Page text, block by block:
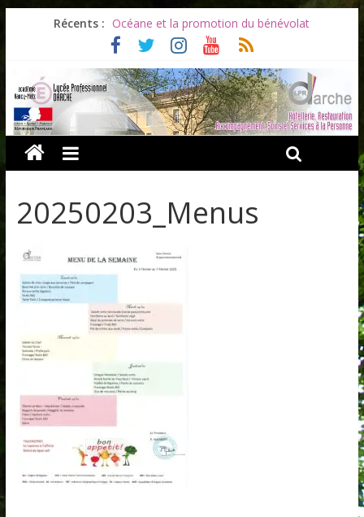
Récents : Océane et la promotion du bénévolat
Bonnes vacances à tous !
Infos rentrée septembre 2026
Soirée d’adieux au Lycée Darche
Les ULiS en haut du podium
20250203_Menus